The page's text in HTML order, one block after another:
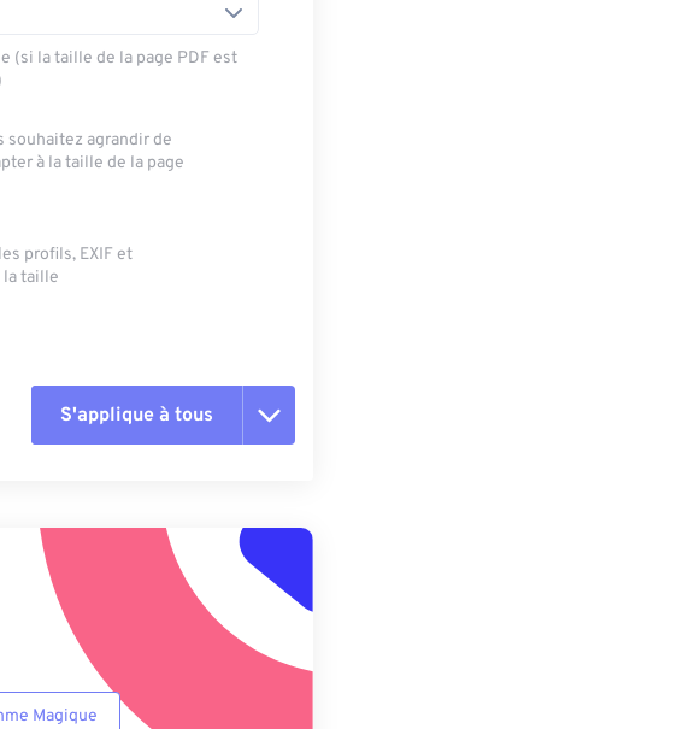
(si la taille de la page PDF est
agrandir de
à la taille de la page
profils, EXIF ​​et
la taille
S'applique à tous
Appliquer à partir du préréglage
Enregistrer comme préréglage
Magique